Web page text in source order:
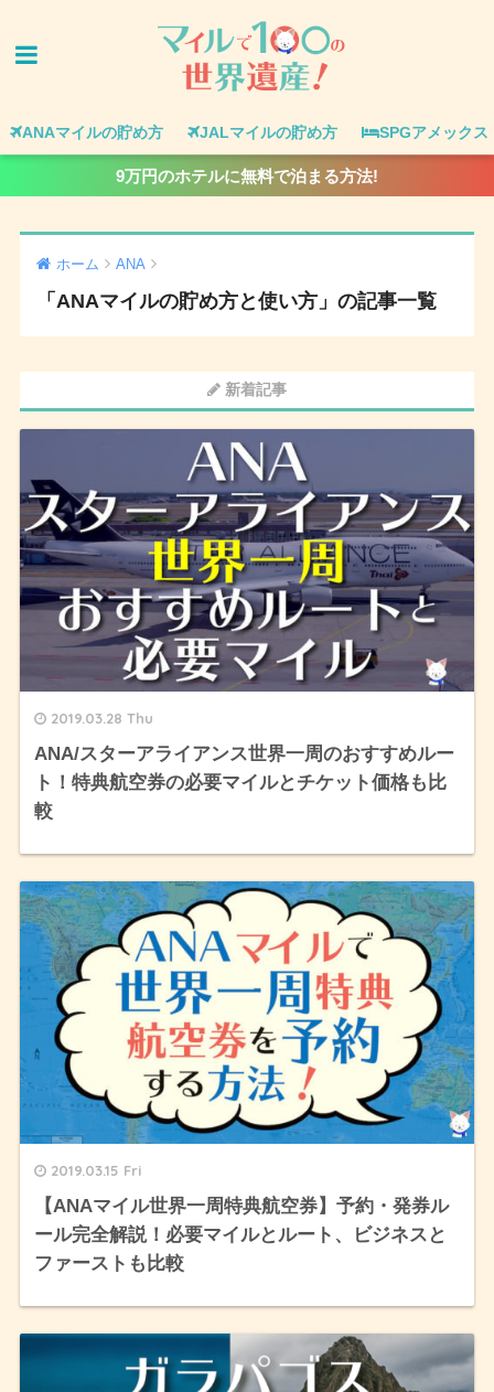
ANAマイルの貯め方 JALマイルの貯め方 SPGアメックス
9万円のホテルに無料で泊まる方法!
ホーム ANA
「ANAマイルの貯め方と使い方」の記事一覧
新着記事
2019.03.28 Thu
ANA/スターアライアンス世界一周のおすすめルー
ト！特典航空券の必要マイルとチケット価格も比
較
2019.03.15 Fri
【ANAマイル世界一周特典航空券】予約・発券ル
ール完全解説！必要マイルとルート、ビジネスと
ファーストも比較